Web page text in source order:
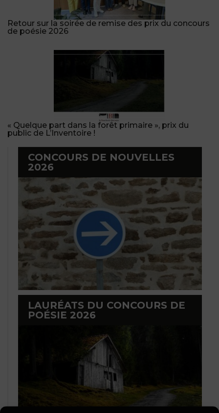
Retour sur la soirée de remise des prix du concours
de poésie 2026
« Quelque part dans la forêt primaire », prix du
public de L’Inventoire !
CONCOURS DE NOUVELLES
2026
LAURÉATS DU CONCOURS DE
POÉSIE 2026